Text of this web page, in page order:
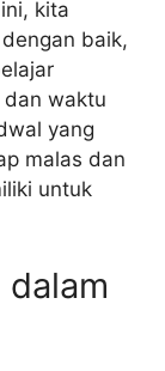
kita
baik,
waktu
yang
malas dan
untuk